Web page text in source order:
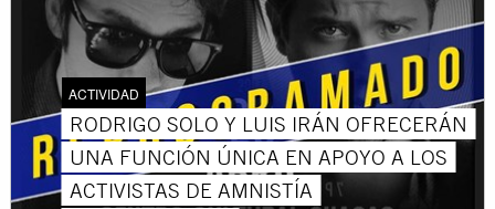
ACTIVIDAD
RODRIGO SOLO Y LUIS IRÁN OFRECERÁN
UNA FUNCIÓN ÚNICA EN APOYO A LOS
ACTIVISTAS DE AMNISTÍA